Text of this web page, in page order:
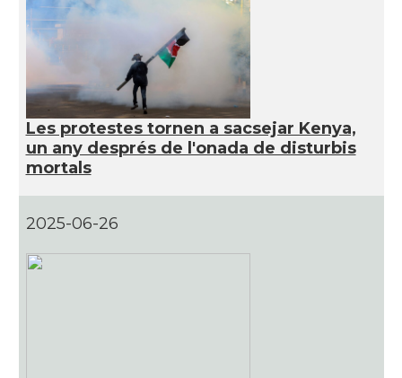
Les protestes tornen a sacsejar Kenya,
un any després de l'onada de disturbis
mortals
2025-06-26